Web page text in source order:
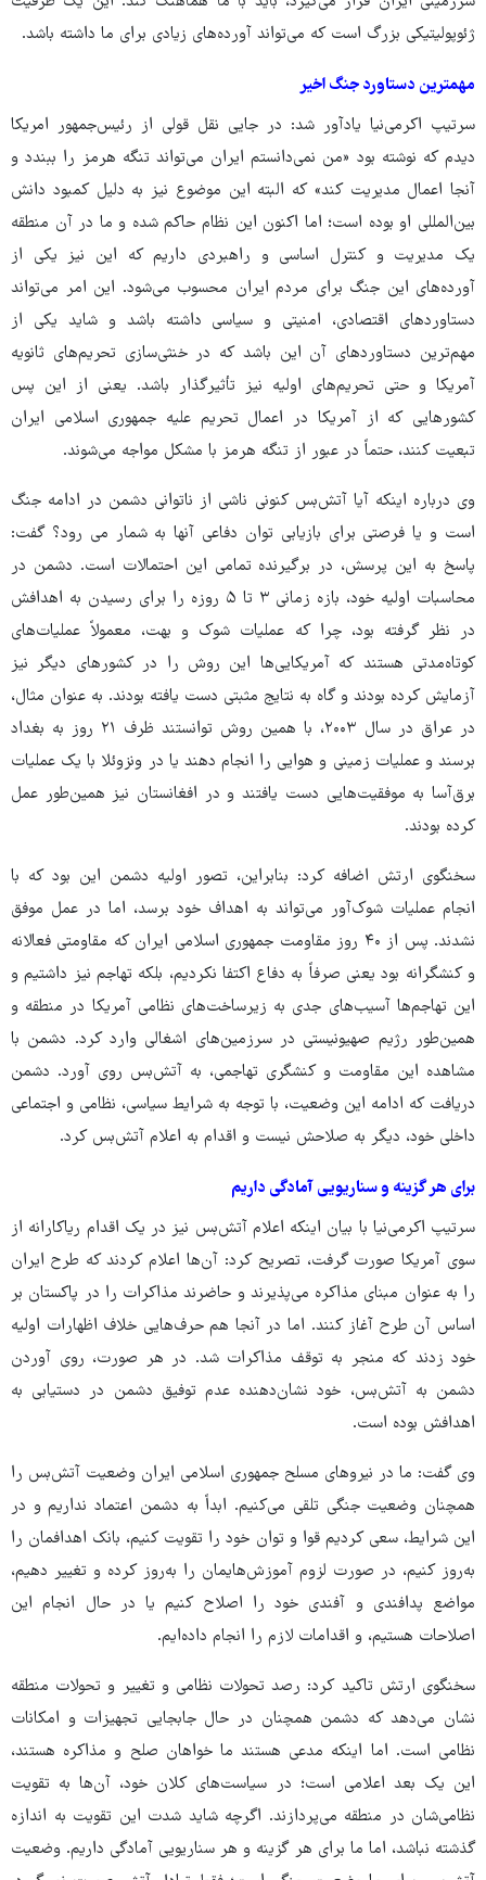
ژئوپولیتیکی بزرگ است که می‌تواند آورده‌های زیادی برای ما داشته باشد.
مهمترین دستاورد جنگ اخیر
سرتیپ اکرمی‌نیا یادآور شد: در جایی نقل قولی از رئیس‌جمهور امریکا
دیدم که نوشته بود «من نمی‌دانستم ایران می‌تواند تنگه هرمز را ببندد و
آنجا اعمال مدیریت کند» که البته این موضوع نیز به دلیل کمبود دانش
بین‌المللی او بوده است؛ اما اکنون این نظام حاکم شده و ما در آن منطقه
یک مدیریت و کنترل اساسی و راهبردی داریم که این نیز یکی از
آورده‌های این جنگ برای مردم ایران محسوب می‌شود. این امر می‌تواند
دستاوردهای اقتصادی، امنیتی و سیاسی داشته باشد و شاید یکی از
مهم‌ترین دستاوردهای آن این باشد که در خنثی‌سازی تحریم‌های ثانویه
آمریکا و حتی تحریم‌های اولیه نیز تأثیرگذار باشد. یعنی از این پس
کشورهایی که از آمریکا در اعمال تحریم علیه جمهوری اسلامی ایران
تبعیت کنند، حتماً در عبور از تنگه هرمز با مشکل مواجه می‌شوند.
وی درباره اینکه آیا آتش‌بس کنونی ناشی از ناتوانی دشمن در ادامه جنگ
است و یا فرصتی برای بازیابی توان دفاعی آنها به شمار می رود؟ گفت:
پاسخ به این پرسش، در برگیرنده تمامی این احتمالات است. دشمن در
محاسبات اولیه‌ خود، بازه زمانی ۳ تا ۵ روزه را برای رسیدن به اهدافش
در نظر گرفته بود، چرا که عملیات شوک و بهت، معمولاً عملیات‌های
کوتاه‌مدتی هستند که آمریکایی‌ها این روش را در کشورهای دیگر نیز
آزمایش کرده بودند و گاه به نتایج مثبتی دست یافته بودند. به عنوان مثال،
در عراق در سال ۲۰۰۳، با همین روش توانستند ظرف ۲۱ روز به بغداد
برسند و عملیات زمینی و هوایی را انجام دهند یا در ونزوئلا با یک عملیات
برق‌آسا به موفقیت‌هایی دست یافتند و در افغانستان نیز همین‌طور عمل
کرده بودند.
سخنگوی ارتش اضافه کرد: بنابراین، تصور اولیه دشمن این بود که با
انجام عملیات شوک‌آور می‌تواند به اهداف خود برسد، اما در عمل موفق
نشدند. پس از ۴۰ روز مقاومت جمهوری اسلامی ایران که مقاومتی فعالانه
و کنشگرانه بود یعنی صرفاً به دفاع اکتفا نکردیم، بلکه تهاجم نیز داشتیم و
این تهاجم‌ها آسیب‌های جدی به زیرساخت‌های نظامی آمریکا در منطقه و
همین‌طور رژیم صهیونیستی در سرزمین‌های اشغالی وارد کرد. دشمن با
مشاهده این مقاومت و کنشگری تهاجمی، به آتش‌بس روی آورد. دشمن
دریافت که ادامه این وضعیت، با توجه به شرایط سیاسی، نظامی و اجتماعی
داخلی خود، دیگر به صلاحش نیست و اقدام به اعلام آتش‌بس کرد.
برای هر گزینه و سناریویی آمادگی داریم
سرتیپ اکرمی‌نیا با بیان اینکه اعلام آتش‌بس نیز در یک اقدام ریاکارانه از
سوی آمریکا صورت گرفت، تصریح کرد: آن‌ها اعلام کردند که طرح ایران
را به عنوان مبنای مذاکره می‌پذیرند و حاضرند مذاکرات را در پاکستان بر
اساس آن طرح آغاز کنند. اما در آنجا هم حرف‌هایی خلاف اظهارات اولیه
خود زدند که منجر به توقف مذاکرات شد. در هر صورت، روی آوردن
دشمن به آتش‌بس، خود نشان‌دهنده عدم توفیق دشمن در دستیابی به
اهدافش بوده است.
وی گفت: ما در نیروهای مسلح جمهوری اسلامی ایران وضعیت آتش‌بس را
همچنان وضعیت جنگی تلقی می‌کنیم. ابداً به دشمن اعتماد نداریم و در
این شرایط، سعی کردیم قوا و توان خود را تقویت کنیم، بانک اهدافمان را
به‌روز کنیم، در صورت لزوم آموزش‌هایمان را به‌روز کرده و تغییر دهیم،
مواضع پدافندی و آفندی خود را اصلاح کنیم یا در حال انجام این
اصلاحات هستیم، و اقدامات لازم را انجام داده‌ایم.
سخنگوی ارتش تاکید کرد: رصد تحولات نظامی و تغییر و تحولات منطقه
نشان می‌دهد که دشمن همچنان در حال جابجایی تجهیزات و امکانات
نظامی است. اما اینکه مدعی هستند ما خواهان صلح و مذاکره هستند،
این یک بعد اعلامی است؛ در سیاست‌های کلان خود، آن‌ها به تقویت
نظامی‌شان در منطقه می‌پردازند. اگرچه شاید شدت این تقویت به اندازه
گذشته نباشد، اما ما برای هر گزینه و هر سناریویی آمادگی داریم. وضعیت